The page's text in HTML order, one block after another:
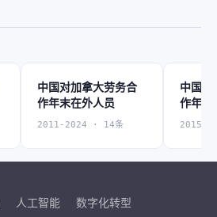
中国对加拿大劳务合
作年末在外人员
2011-2024 · 14条
中国对
作年末
2015-
人工智能
数字化转型